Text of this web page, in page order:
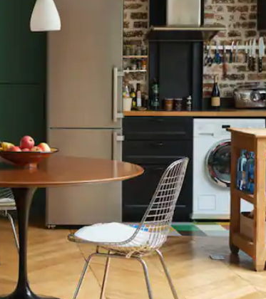
veya dokunarak ya da kaydırma hareketleriyle keşfedin.